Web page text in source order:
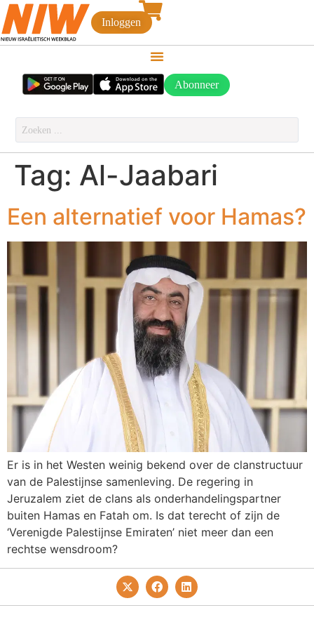
Inloggen
Abonneer
Tag: Al-Jaabari
Een alternatief voor Hamas?
Er is in het Westen weinig bekend over de clanstructuur
van de Palestijnse samenleving. De regering in
Jeruzalem ziet de clans als onderhandelingspartner
buiten Hamas en Fatah om. Is dat terecht of zijn de
‘Verenigde Palestijnse Emiraten’ niet meer dan een
rechtse wensdroom?